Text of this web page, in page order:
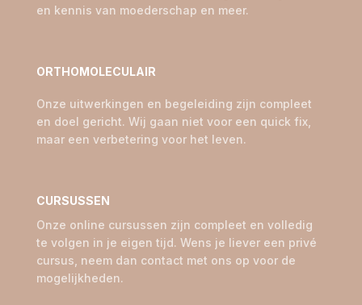
en kennis van moederschap en meer.
ORTHOMOLECULAIR
Onze uitwerkingen en begeleiding zijn compleet
en doel gericht. Wij gaan niet voor een quick fix,
maar een verbetering voor het leven.
CURSUSSEN
Onze online cursussen zijn compleet en volledig
te volgen in je eigen tijd. Wens je liever een privé
cursus, neem dan contact met ons op voor de
mogelijkheden.